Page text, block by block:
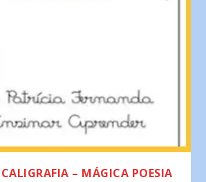
– MÁGICA POESIA